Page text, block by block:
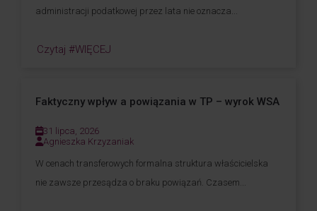
administracji podatkowej przez lata nie oznacza...
Czytaj #WIĘCEJ
Faktyczny wpływ a powiązania w TP – wyrok WSA
31 lipca, 2026
Agnieszka Krzyzaniak
W cenach transferowych formalna struktura właścicielska
nie zawsze przesądza o braku powiązań. Czasem...